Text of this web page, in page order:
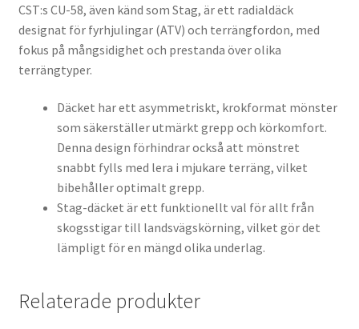
CST:s CU-58, även känd som Stag, är ett radialdäck
designat för fyrhjulingar (ATV) och terrängfordon, med
fokus på mångsidighet och prestanda över olika
terrängtyper.
Däcket har ett asymmetriskt, krokformat mönster
som säkerställer utmärkt grepp och körkomfort.
Denna design förhindrar också att mönstret
snabbt fylls med lera i mjukare terräng, vilket
bibehåller optimalt grepp.
Stag-däcket är ett funktionellt val för allt från
skogsstigar till landsvägskörning, vilket gör det
lämpligt för en mängd olika underlag.
Relaterade produkter